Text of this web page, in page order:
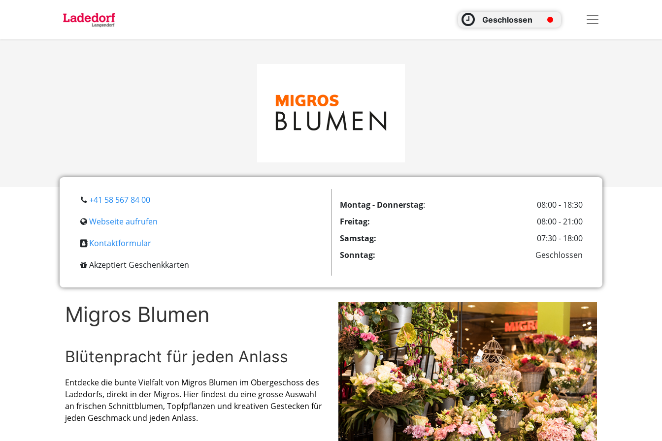
Geschlossen
+41 58 567 84 00
Webseite aufrufen
Kontaktformular
Akzeptiert Geschenkkarten
Montag - Donnerstag:
08:00 - 18:30
Freitag:
08:00 - 21:00
Samstag:
07:30 - 18:00
Sonntag:
Geschlossen
Migros Blumen
Blütenpracht für jeden Anlass
Entdecke die bunte Vielfalt von Migros Blumen im Obergeschoss des
Ladedorfs, direkt in der Migros. Hier findest du eine grosse Auswahl
an frischen Schnittblumen, Topfpflanzen und kreativen Gestecken für
jeden Geschmack und jeden Anlass.